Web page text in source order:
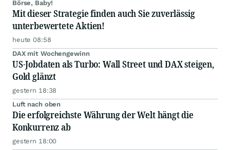
Börse, Baby!
Mit dieser Strategie finden auch Sie zuverlässig
unterbewertete Aktien!
heute 08:58
DAX mit Wochengewinn
US-Jobdaten als Turbo: Wall Street und DAX steigen,
Gold glänzt
gestern 18:38
Luft nach oben
Die erfolgreichste Währung der Welt hängt die
Konkurrenz ab
gestern 18:00